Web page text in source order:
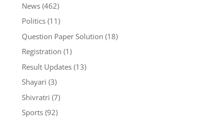
News(462)
Politics(11)
Question Paper Solution (18)
Registration (1)
Result Updates(13)
Shayari (3)
Shivratri (7)
Sports(92)